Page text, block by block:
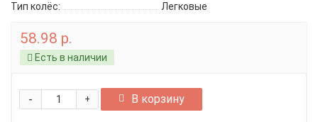
Тип колёс:
Легковые
58.98 р.
Есть в наличии
+
- В корзину